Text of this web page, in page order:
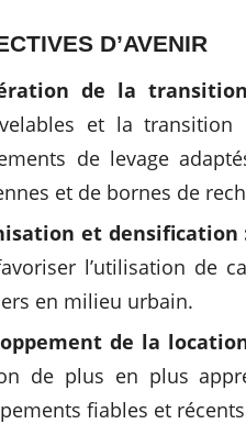
D’AVENIR
de la
et la
de levage
et de bornes de
et densification
l’utilisation de
en milieu urbain.
de la
de plus en plus
fiables et